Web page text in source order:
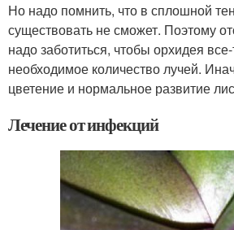
Но надо помнить, что в сплошной
существовать не сможет. Поэтому
надо заботиться, чтобы орхидея
необходимое количество лучей.
цветение и нормальное развитие
Лечение от инфекций